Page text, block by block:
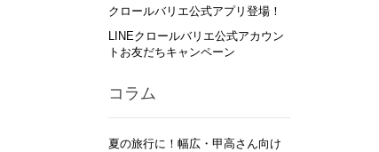
クロールバリエ公式アプリ登場！
LINEクロールバリエ公式アカウン
トお友だちキャンペーン
コラム
夏の旅行に！幅広・甲高さん向け